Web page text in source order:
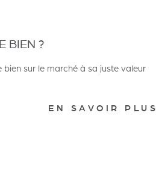
BIEN ?
sur le marché à sa juste valeur
EN SAVOIR PLUS